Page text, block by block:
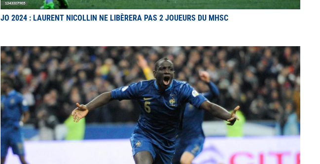
JO 2024 : LAURENT NICOLLIN NE LIBÈRERA PAS 2 JOUEURS DU MHSC